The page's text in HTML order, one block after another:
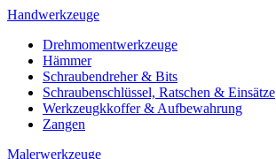
Handwerkzeuge
Drehmomentwerkzeuge
Hämmer
Schraubendreher & Bits
Schraubenschlüssel, Ratschen & Einsätze
Werkzeugkkoffer & Aufbewahrung
Zangen
Malerwerkzeuge